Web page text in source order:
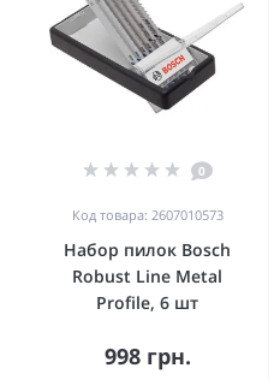
0
Код товара: 2607010573
Набор пилок Bosch
Robust Line Metal
Profile, 6 шт
998 грн.